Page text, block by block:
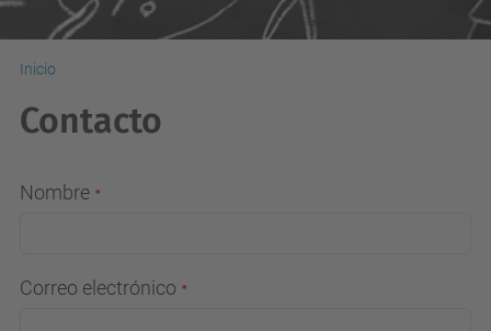
Inicio
Contacto
Nombre
Correo electrónico